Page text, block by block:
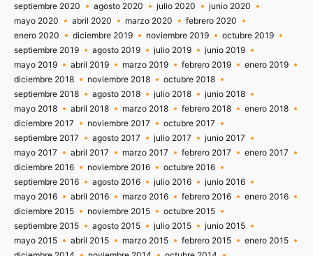
septiembre 2020
agosto 2020 julio 2020
junio 2020
mayo 2020
abril 2020 marzo 2020
febrero 2020
enero 2020
diciembre 2019 noviembre 2019
octubre 2019
septiembre 2019
agosto 2019 julio 2019
junio 2019
mayo 2019
abril 2019 marzo 2019 febrero 2019
enero 2019
diciembre 2018
noviembre 2018
octubre 2018
septiembre 2018
agosto 2018 julio 2018
junio 2018
mayo 2018
abril 2018 marzo 2018 febrero 2018
enero 2018
diciembre 2017
noviembre 2017
octubre 2017
septiembre 2017
agosto 2017 julio 2017
junio 2017
mayo 2017
abril 2017 marzo 2017 febrero 2017
enero 2017
diciembre 2016
noviembre 2016
octubre 2016
septiembre 2016
agosto 2016 julio 2016
junio 2016
mayo 2016
abril 2016 marzo 2016 febrero 2016
enero 2016
diciembre 2015
noviembre 2015
octubre 2015
septiembre 2015
agosto 2015 julio 2015
junio 2015
mayo 2015
abril 2015 marzo 2015 febrero 2015
enero 2015